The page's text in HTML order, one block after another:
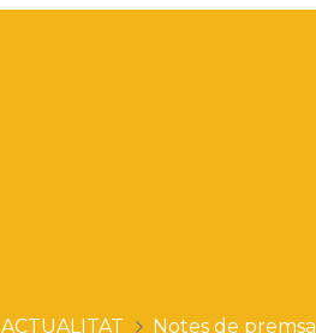
ACTUALITAT Notes de premsa